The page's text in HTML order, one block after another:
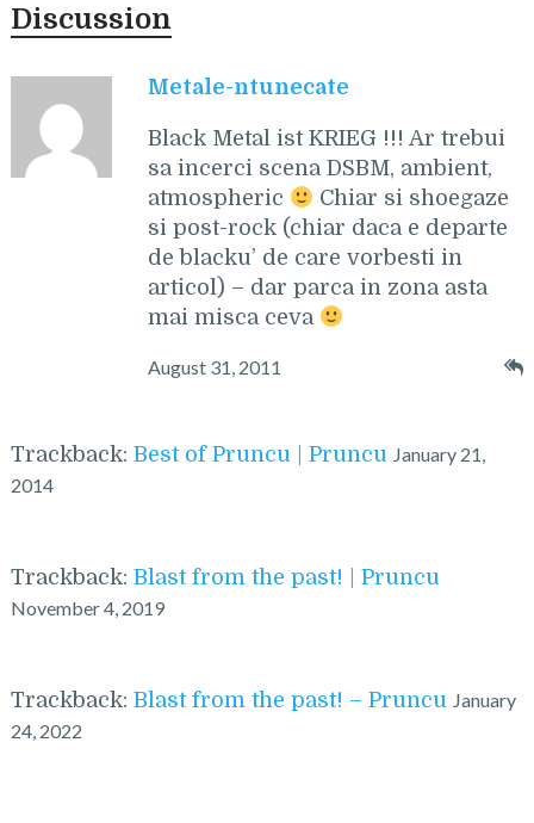
Discussion
Metale-ntunecate
Black Metal ist KRIEG !!! Ar trebui
sa incerci scena DSBM, ambient,
atmospheric
Chiar si shoegaze
si post-rock (chiar daca e departe
de blacku’ de care vorbesti in
articol) – dar parca in zona asta
mai misca ceva
August 31, 2011
Trackback: Best of Pruncu | Pruncu January 21,
2014
Trackback: Blast from the past! | Pruncu
November 4, 2019
Trackback: Blast from the past! – Pruncu January
24, 2022